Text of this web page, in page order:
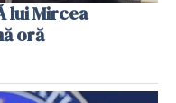
lui Mircea
oră